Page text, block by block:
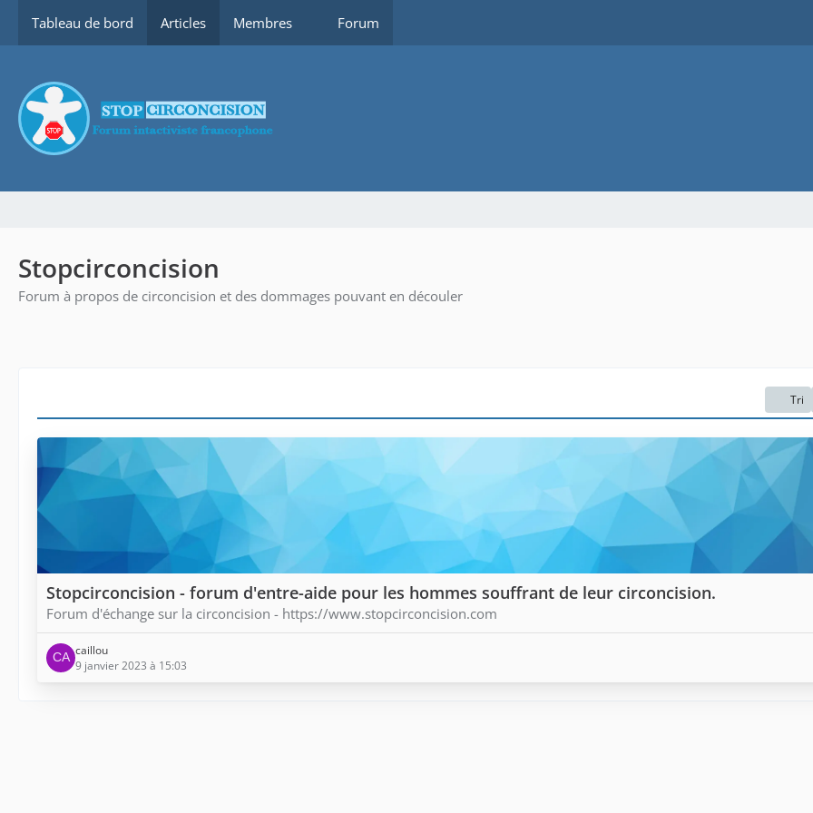
Tableau de bord Articles Membres Forum
Stopcirconcision
Forum à propos de circoncision et des dommages pouvant en découler
Tri
Stopcirconcision - forum d'entre-aide pour les hommes souffrant de leur circoncision.
Forum d'échange sur la circoncision - https://www.stopcirconcision.com
caillou
9 janvier 2023 à 15:03